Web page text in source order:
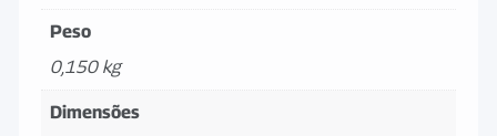
Peso
0,150 kg
Dimensões